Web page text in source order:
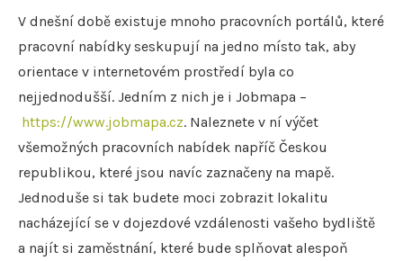
V dnešní době existuje mnoho pracovních portálů, které
pracovní nabídky seskupují na jedno místo tak, aby
orientace v internetovém prostředí byla co
nejjednodušší. Jedním z nich je i Jobmapa –
https://www.jobmapa.cz. Naleznete v ní výčet
všemožných pracovních nabídek napříč Českou
republikou, které jsou navíc zaznačeny na mapě.
Jednoduše si tak budete moci zobrazit lokalitu
nacházející se v dojezdové vzdálenosti vašeho bydliště
a najít si zaměstnání, které bude splňovat alespoň